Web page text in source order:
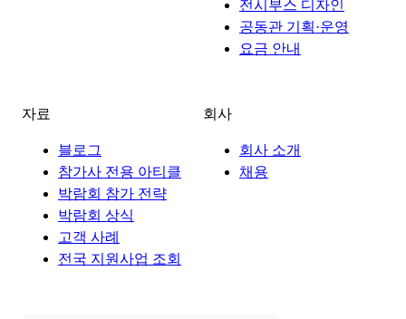
전시부스 디자인
공동관 기획·운영
요금 안내
자료
블로그
참가사 전용 아티클
박람회 참가 전략
박람회 상식
고객 사례
전국 지원사업 조회
회사
회사 소개
채용